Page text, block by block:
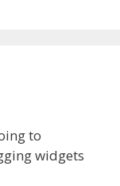
to
widgets